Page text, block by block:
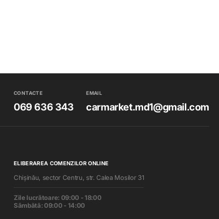
CONTACTE
069 636 343
EMAIL
carmarket.md1@gmail.com
ELIBERAREA COMENZILOR ONLINE
Chișinău, sector Centru, str. Calea Mosilor 31
Zile lucrătoare: 09:00 - 18:00
Sâmbătă: 09:00 - 14:00